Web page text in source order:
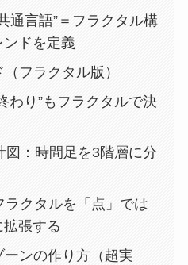
通言語”＝フラクタル構
ドを定義
フラクタル版）
わり”もフラクタルで決
図：時間足を3階層に分
クタルを「点」では
張する
ンの作り方（超実